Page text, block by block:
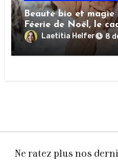
Beauté bio et magie
Féerie de Noël, le
Laetitia Helfer 8
Ne ratez plus nos